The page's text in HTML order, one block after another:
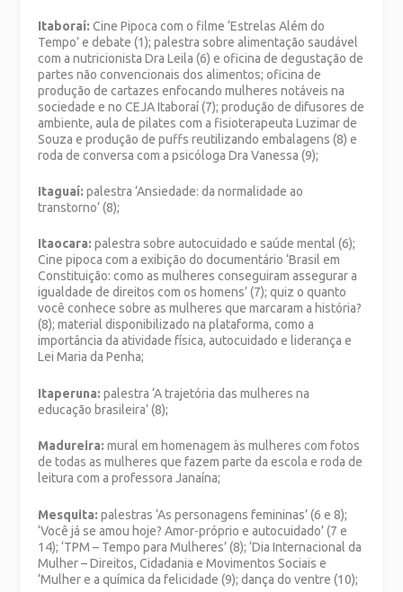
Itaboraí: Cine Pipoca com o filme ‘Estrelas Além do
Tempo’ e debate (1); palestra sobre alimentação saudável
com a nutricionista Dra Leila (6) e oficina de degustação de
partes não convencionais dos alimentos; oficina de
produção de cartazes enfocando mulheres notáveis na
sociedade e no CEJA Itaboraí (7); produção de difusores de
ambiente, aula de pilates com a fisioterapeuta Luzimar de
Souza e produção de puffs reutilizando embalagens (8) e
roda de conversa com a psicóloga Dra Vanessa (9);
Itaguaí: palestra ‘Ansiedade: da normalidade ao
transtorno’ (8);
Itaocara:palestra sobre autocuidado e saúde mental (6);
Cine pipoca com a exibição do documentário ‘Brasil em
Constituição: como as mulheres conseguiram assegurar a
igualdade de direitos com os homens’ (7); quiz o quanto
você conhece sobre as mulheres que marcaram a história?
(8); material disponibilizado na plataforma, como a
importância da atividade física, autocuidado e liderança e
Lei Maria da Penha;
Itaperuna: palestra ‘A trajetória das mulheres na
educação brasileira’ (8);
Madureira: mural em homenagem às mulheres com fotos
de todas as mulheres que fazem parte da escola e roda de
leitura com a professora Janaína;
Mesquita:palestras ‘As personagens femininas’ (6 e 8);
‘Você já se amou hoje? Amor-próprio e autocuidado’ (7 e
14); ‘TPM – Tempo para Mulheres’ (8); ‘Dia Internacional da
Mulher – Direitos, Cidadania e Movimentos Sociais e
‘Mulher e a química da felicidade (9); dança do ventre (10);